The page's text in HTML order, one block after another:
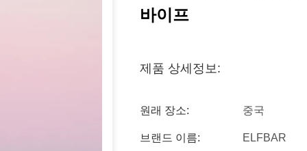
바이프
제품 상세정보:
원래 장소: 중국
브랜드 이름: ELFBAR